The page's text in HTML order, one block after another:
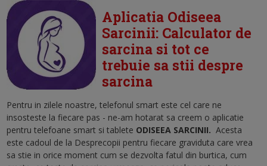
Aplicatia Odiseea
Sarcinii: Calculator de
sarcina si tot ce
trebuie sa stii despre
sarcina
Pentru in zilele noastre, telefonul smart este cel care ne
insosteste la fiecare pas - ne-am hotarat sa creem o aplicatie
pentru telefoane smart si tablete ODISEEA SARCINII. Acesta
este cadoul de la Desprecopii pentru fiecare graviduta care vrea
sa stie in orice moment cum se dezvolta fatul din burtica, cum